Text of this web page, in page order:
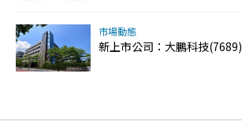
市場動態
新上市公司：大鵬科技(7689)